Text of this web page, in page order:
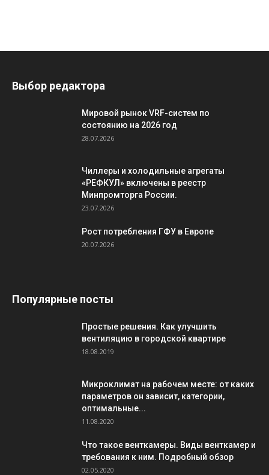
Выбор редактора
Мировой рынок VRF-систем по
состоянию на 2026 год
28.07.2026
Чиллеры и холодильные агрегаты
«РЕФКУЛ» включены в реестр
Минпромторга России.
23.07.2026
Рост потребления ГФУ в Европе
20.07.2026
Популярные посты
Простые решения. Как улучшить
вентиляцию в городской квартире
18.08.2019
Микроклимат на рабочем месте: от каких
параметров он зависит, категории,
оптимальные...
11.08.2020
Что такое венткамеры. Виды венткамер и
требования к ним. Подробный обзор
02.05.2020